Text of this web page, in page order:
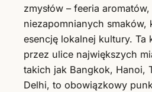
zmysłów – feeria
niezapomnianych smaków,
esencję lokalnej kultury. Ta
przez ulice największych
takich jak Bangkok, Hanoi,
Delhi, to obowiązkowy